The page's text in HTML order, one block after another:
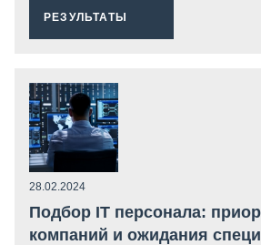
РЕЗУЛЬТАТЫ
28.02.2024
Подбор IT персонала:
компаний и ожидания